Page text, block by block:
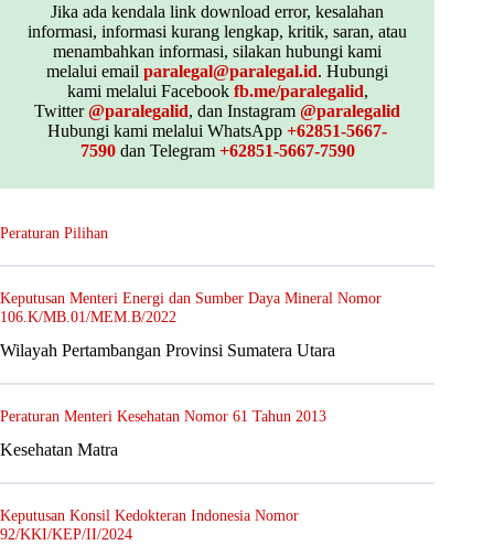
Jika ada kendala link download error, kesalahan
informasi, informasi kurang lengkap, kritik, saran, atau
menambahkan informasi, silakan hubungi kami
melalui emailparalegal@paralegal.id. Hubungi
kami melalui Facebook fb.me/paralegalid,
Twitter@paralegalid, dan Instagram@paralegalid
Hubungi kami melalui WhatsApp+62851-5667-
7590dan Telegram +62851-5667-7590
Peraturan Pilihan
Keputusan Menteri Energi dan Sumber Daya Mineral Nomor
106.K/MB.01/MEM.B/2022
Wilayah Pertambangan Provinsi Sumatera Utara
Peraturan Menteri Kesehatan Nomor 61 Tahun 2013
Kesehatan Matra
Keputusan Konsil Kedokteran Indonesia Nomor
92/KKI/KEP/II/2024